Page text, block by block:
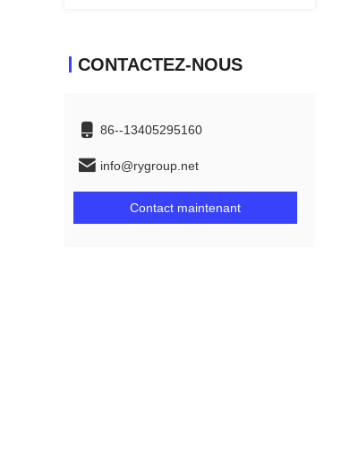
CONTACTEZ-NOUS
86--13405295160
info@rygroup.net
Contact maintenant